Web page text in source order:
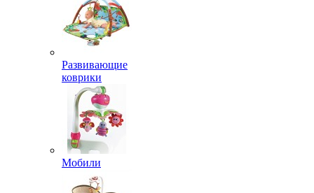
Развивающие
коврики
Мобили